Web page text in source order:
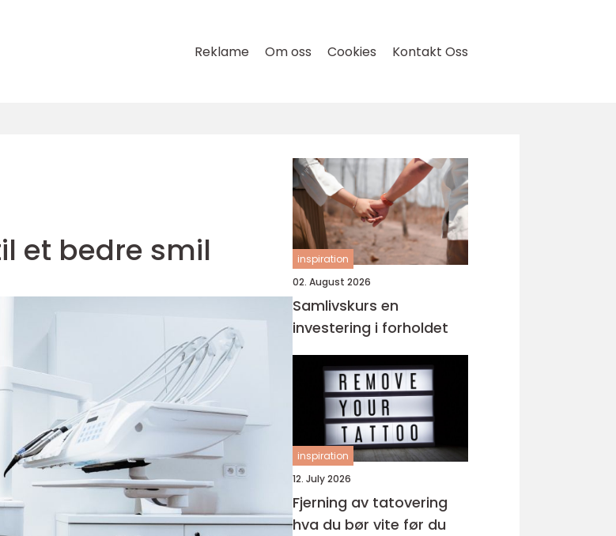
Reklame Om oss Cookies Kontakt Oss
et bedre smil
inspiration
02. August 2026
Samlivskurs en
investering i forholdet
inspiration
12. July 2026
Fjerning av tatovering
hva du bør vite før du